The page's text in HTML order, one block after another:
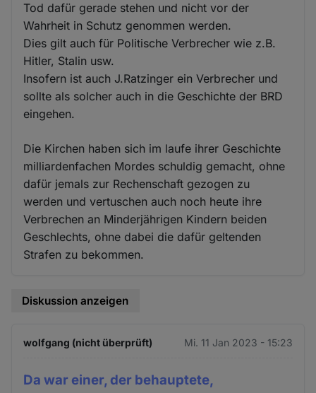
Tod dafür gerade stehen und nicht vor der
Wahrheit in Schutz genommen werden.
Dies gilt auch für Politische Verbrecher wie z.B.
Hitler, Stalin usw.
Insofern ist auch J.Ratzinger ein Verbrecher und
sollte als solcher auch in die Geschichte der BRD
eingehen.
Die Kirchen haben sich im laufe ihrer Geschichte
milliardenfachen Mordes schuldig gemacht, ohne
dafür jemals zur Rechenschaft gezogen zu
werden und vertuschen auch noch heute ihre
Verbrechen an Minderjährigen Kindern beiden
Geschlechts, ohne dabei die dafür geltenden
Strafen zu bekommen.
Diskussion anzeigen
wolfgang (nicht überprüft) Mi. 11 Jan 2023 - 15:23
Da war einer, der behauptete,